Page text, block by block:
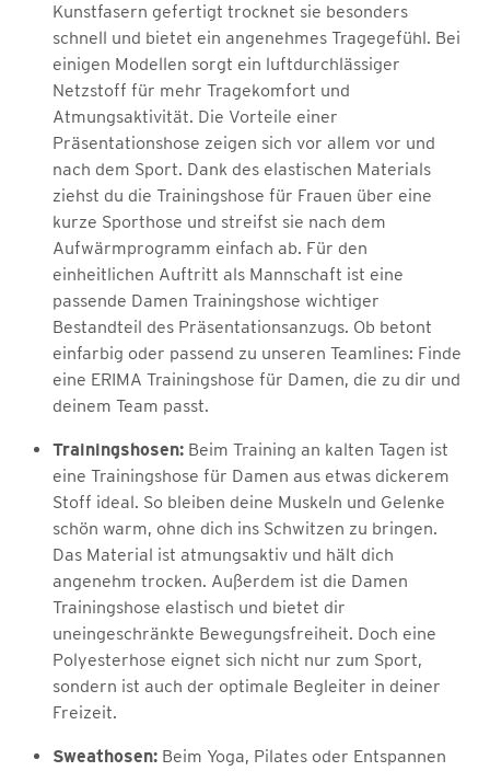
Kunstfasern gefertigt trocknet sie besonders
schnell und bietet ein angenehmes Tragegefühl. Bei
einigen Modellen sorgt ein luftdurchlässiger
Netzstoff für mehr Tragekomfort und
Atmungsaktivität. Die Vorteile einer
Präsentationshose zeigen sich vor allem vor und
nach dem Sport. Dank des elastischen Materials
ziehst du die Trainingshose für Frauen über eine
kurze Sporthose und streifst sie nach dem
Aufwärmprogramm einfach ab. Für den
einheitlichen Auftritt als Mannschaft ist eine
passende Damen Trainingshose wichtiger
Bestandteil des Präsentationsanzugs. Ob betont
einfarbig oder passend zu unseren Teamlines: Finde
eine ERIMA Trainingshose für Damen, die zu dir und
deinem Team passt.
Trainingshosen: Beim Training an kalten Tagen ist
eine Trainingshose für Damen aus etwas dickerem
Stoff ideal. So bleiben deine Muskeln und Gelenke
schön warm, ohne dich ins Schwitzen zu bringen.
Das Material ist atmungsaktiv und hält dich
angenehm trocken. Außerdem ist die Damen
Trainingshose elastisch und bietet dir
uneingeschränkte Bewegungsfreiheit. Doch eine
Polyesterhose eignet sich nicht nur zum Sport,
sondern ist auch der optimale Begleiter in deiner
Freizeit.
Sweathosen: Beim Yoga, Pilates oder Entspannen